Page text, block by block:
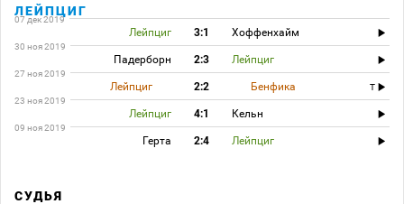
ЛЕЙПЦИГ
07 дек 2019
Лейпциг 3:1 Хоффенхайм
30 ноя 2019
Падерборн 2:3 Лейпциг
27 ноя 2019
Лейпциг 2:2 Бенфика
T
23 ноя 2019
Лейпциг 4:1 Кельн
09 ноя 2019
Герта 2:4 Лейпциг
СУДЬЯ